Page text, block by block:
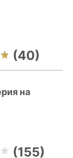
(40)
на
(155)